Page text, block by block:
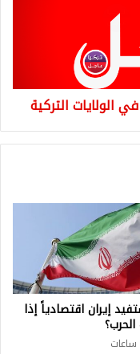
الولايات التركية
إيران اقتصادياً إذا